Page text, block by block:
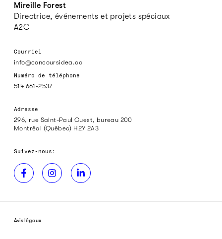
Mireille Forest
Directrice, événements et projets spéciaux
A2C
Courriel
info@concoursidea.ca
Numéro de téléphone
514 661-2537
Adresse
296, rue Saint-Paul Ouest, bureau 200
Montréal (Québec) H2Y 2A3
Suivez-nous:
Avis légaux